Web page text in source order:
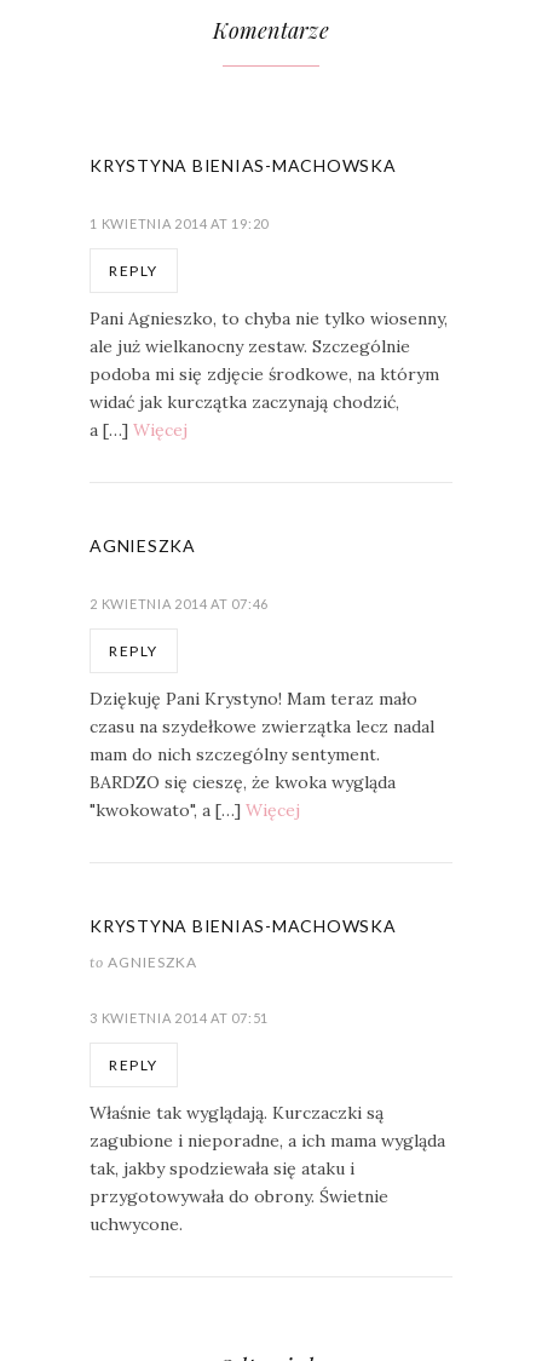
Komentarze
KRYSTYNA BIENIAS-MACHOWSKA
1 KWIETNIA 2014 AT 19:20
REPLY
Pani Agnieszko, to chyba nie tylko wiosenny,
ale już wielkanocny zestaw. Szczególnie
podoba mi się zdjęcie środkowe, na którym
widać jak kurczątka zaczynają chodzić,
a […] Więcej
AGNIESZKA
2 KWIETNIA 2014 AT 07:46
REPLY
Dziękuję Pani Krystyno! Mam teraz mało
czasu na szydełkowe zwierzątka lecz nadal
mam do nich szczególny sentyment.
BARDZO się cieszę, że kwoka wygląda
"kwokowato", a […] Więcej
KRYSTYNA BIENIAS-MACHOWSKA
to AGNIESZKA
3 KWIETNIA 2014 AT 07:51
REPLY
Właśnie tak wyglądają. Kurczaczki są
zagubione i nieporadne, a ich mama wygląda
tak, jakby spodziewała się ataku i
przygotowywała do obrony. Świetnie
uchwycone.